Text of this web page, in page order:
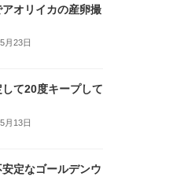
オリイカの産卵撮
月23日
て20度キープして
月13日
定なゴールデンウ